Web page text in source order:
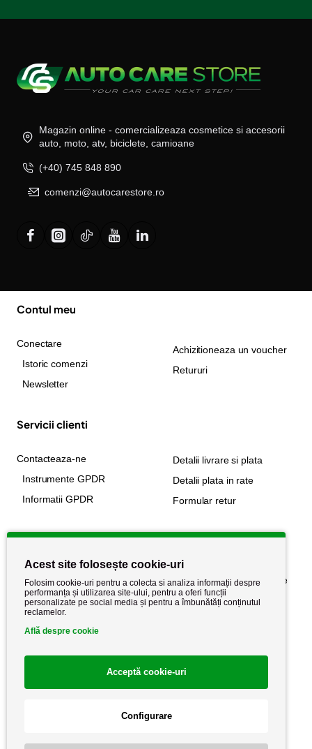
Magazin online - comercializeaza cosmetice si accesorii
auto, moto, atv, biciclete, camioane
(+40) 745 848 890
comenzi@autocarestore.ro
Contul meu
Conectare
Istoric comenzi
Newsletter
Achizitioneaza un voucher
Retururi
Servicii clienti
Contacteaza-ne
Instrumente GPDR
Informatii GPDR
Detalii livrare si plata
Detalii plata in rate
Formular retur
Despre noi
Stiri si noutati
Politica de confidențialitate
Politica de retur
Acest site folosește cookie-uri
Folosim cookie-uri pentru a colecta si analiza informații despre
performanța și utilizarea site-ului, pentru a oferi funcții
personalizate pe social media și pentru a îmbunătăți conținutul
reclamelor.
Află despre cookie
Acceptă cookie-uri
Configurare